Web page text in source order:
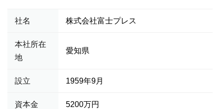
社名 株式会社富士プレス
本社所在
地
愛知県
設立 1959年9月
資本金 5200万円